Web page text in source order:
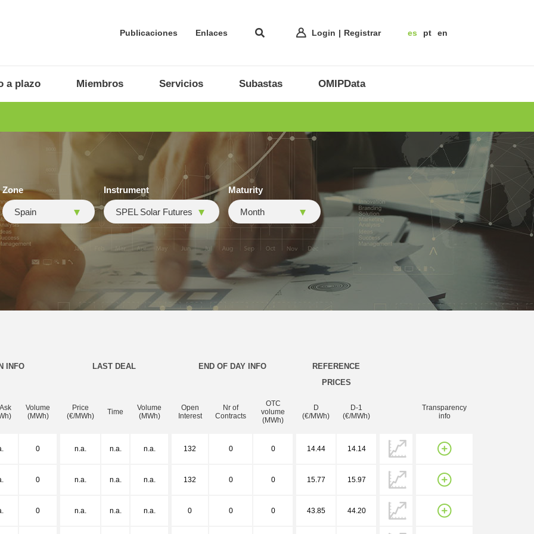
Publicaciones Enlaces Login Registrar es pt en
a plazo Miembros Servicios Subastas OMIPData
Zone
Spain
Instrument
SPEL Solar Futures
Maturity
Month
INFO LAST DEAL END OF DAY INFO
REFERENCE
PRICES
Volume
(MWh)
Price
(€/MWh)
Time
Volume
(MWh)
Open
Interest
Nr of
Contracts
OTC
volume
(MWh)
D
(€/MWh)
D-1
(€/MWh)
Transparency
info
0 n.a. n.a. n.a. 132 0 0 14.44 14.14
0 n.a. n.a. n.a. 132 0 0 15.77 15.97
0 n.a. n.a. n.a. 0 0 0 43.85 44.20